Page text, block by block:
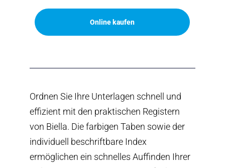
Online kaufen
Ordnen Sie Ihre Unterlagen schnell und
effizient mit den praktischen Registern
von Biella. Die farbigen Taben sowie der
individuell beschriftbare Index
ermöglichen ein schnelles Auffinden Ihrer